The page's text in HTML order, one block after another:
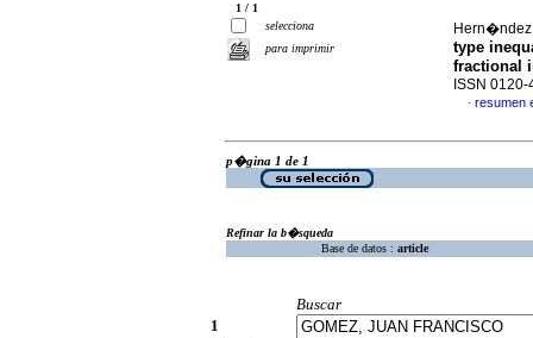
1 / 1
selecciona
para imprimir
type
fractional
ISSN 0120-
· resumen
p�gina 1 de 1
Refinar la b�squeda
Base de datos : article
Buscar
1